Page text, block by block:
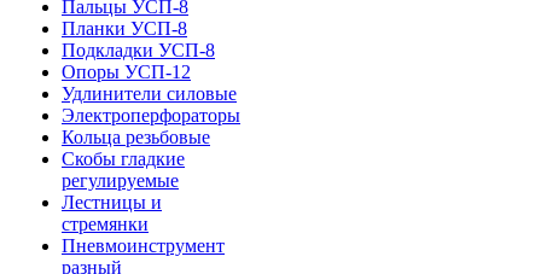
Пальцы УСП-8
Планки УСП-8
Подкладки УСП-8
Опоры УСП-12
Удлинители силовые
Электроперфораторы
Кольца резьбовые
Скобы гладкие
регулируемые
Лестницы и
стремянки
Пневмоинструмент
разный